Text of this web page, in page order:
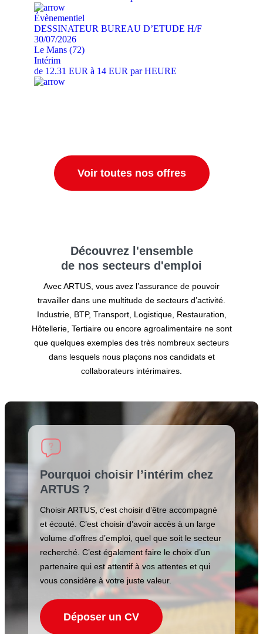
Évènementiel
DESSINATEUR BUREAU D’ETUDE H/F
30/07/2026
Le Mans (72)
Intérim
de 12.31 EUR à 14 EUR par HEURE
Voir toutes nos offres
Découvrez l'ensemble
de nos secteurs d'emploi
Avec ARTUS, vous avez l’assurance de pouvoir
travailler dans une multitude de secteurs d’activité.
Industrie, BTP, Transport, Logistique, Restauration,
Hôtellerie, Tertiaire ou encore agroalimentaire ne sont
que quelques exemples des très nombreux secteurs
dans lesquels nous plaçons nos candidats et
collaborateurs intérimaires.
Pourquoi choisir l’intérim chez
ARTUS ?
Choisir ARTUS, c’est choisir d’être accompagné
et écouté. C’est choisir d’avoir accès à un large
volume d’offres d’emploi, quel que soit le secteur
recherché. C’est également faire le choix d’un
partenaire qui est attentif à vos attentes et qui
vous considère à votre juste valeur.
Déposer un CV